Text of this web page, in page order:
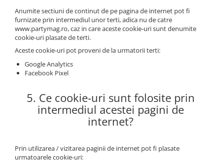
Anumite sectiuni de continut de pe pagina de internet pot fi
furnizate prin intermediul unor terti, adica nu de catre
www.partymag.ro, caz in care aceste cookie-uri sunt denumite
cookie-uri plasate de terti.
Aceste cookie-uri pot proveni de la urmatorii terti:
Google Analytics
Facebook Pixel
5. Ce cookie-uri sunt folosite prin
intermediul acestei pagini de
internet?
Prin utilizarea / vizitarea paginii de internet pot fi plasate
urmatoarele cookie-uri: